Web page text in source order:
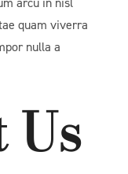
quam viverra
nulla a
Us